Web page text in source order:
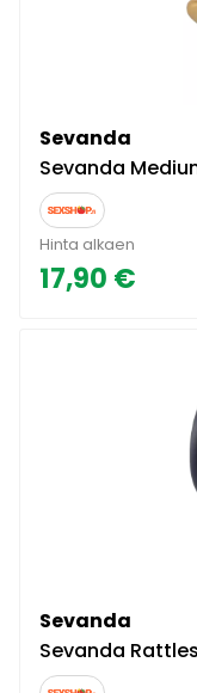
Sevanda
Sevanda
Hinta alkaen
17,90 €
Sevanda
Sevanda